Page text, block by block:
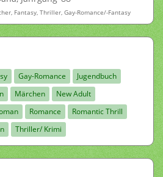
Fantasy, Thriller, Gay-Romance/-Fantasy
Gay-Romance
Jugendbuch
Märchen
New Adult
Romance
Romantic Thrill
Thriller/ Krimi